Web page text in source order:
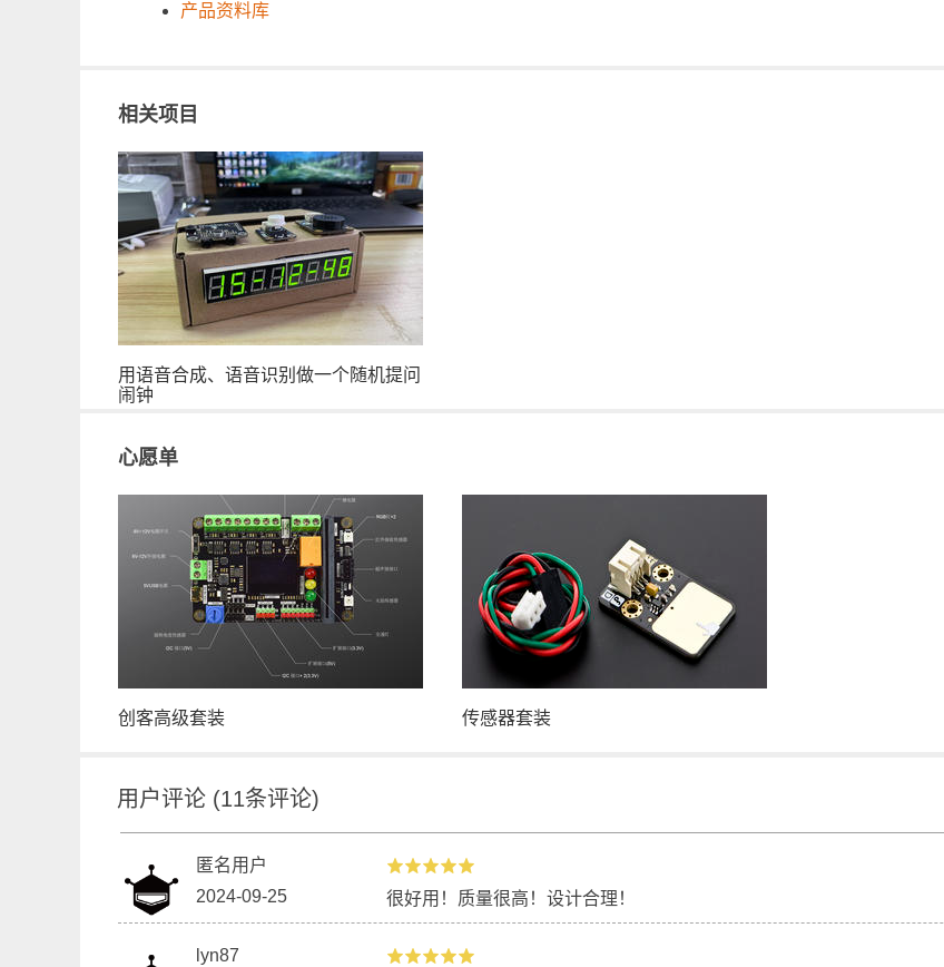
产品资料库
相关项目
用语音合成、语音识别做一个随机提问
闹钟
心愿单
创客高级套装 传感器套装
用户评论 (11条评论)
匿名用户
2024-09-25
很好用！质量很高！设计合理！
lyn87